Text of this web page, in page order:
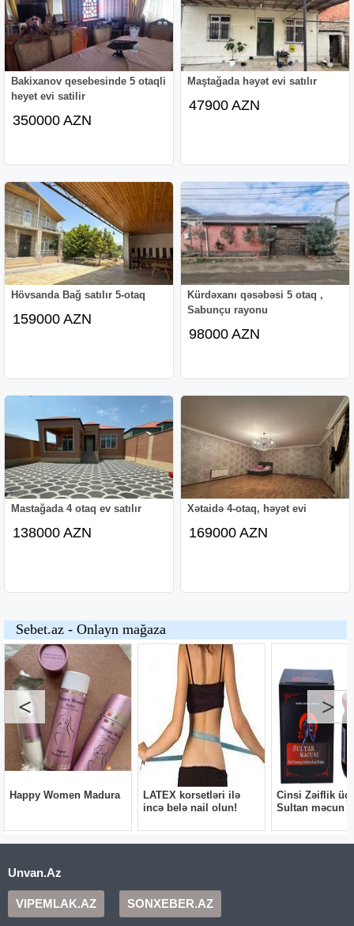
Bakixanov qesebesinde 5 otaqli
heyet evi satilir
350000 AZN
Maştağada həyət evi satılır
47900 AZN
Hövsanda Bağ satılır 5-otaq
159000 AZN
Kürdəxanı qəsəbəsi 5 otaq ,
Sabunçu rayonu
98000 AZN
Mastağada 4 otaq ev satılır
138000 AZN
Xətaidə 4-otaq, həyət evi
169000 AZN
Unvan.Az
VIPEMLAK.AZ SONXEBER.AZ